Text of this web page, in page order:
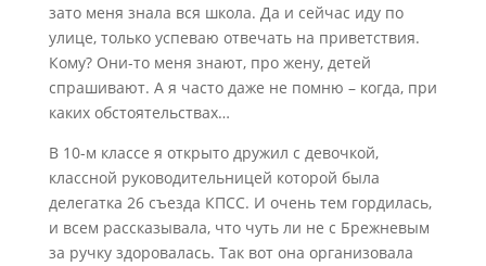
зато меня знала вся школа. Да и сейчас иду по
улице, только успеваю отвечать на приветствия.
Кому? Они-то меня знают, про жену, детей
спрашивают. А я часто даже не помню – когда, при
каких обстоятельствах…
В 10-м классе я открыто дружил с девочкой,
классной руководительницей которой была
делегатка 26 съезда КПСС. И очень тем гордилась,
и всем рассказывала, что чуть ли не с Брежневым
за ручку здоровалась. Так вот она организовала